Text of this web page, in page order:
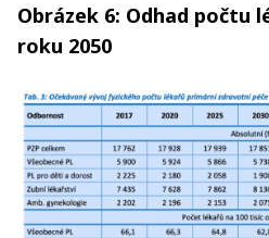
Obrázek 6: Odhad počtu
roku 2050